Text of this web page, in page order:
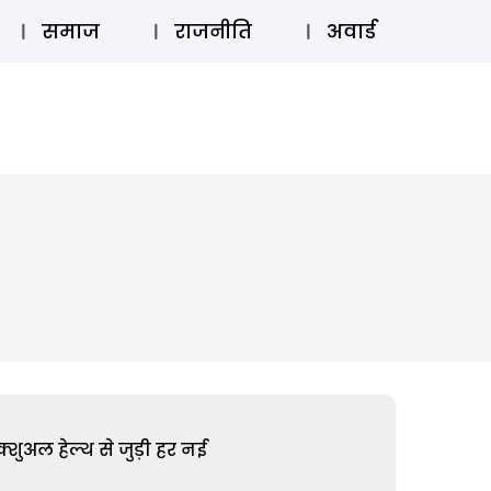
लॉग इन ⚲ SUBSCRIBE
समाज राजनीति अवार्ड
हेल्थ से जुड़ी हर नई